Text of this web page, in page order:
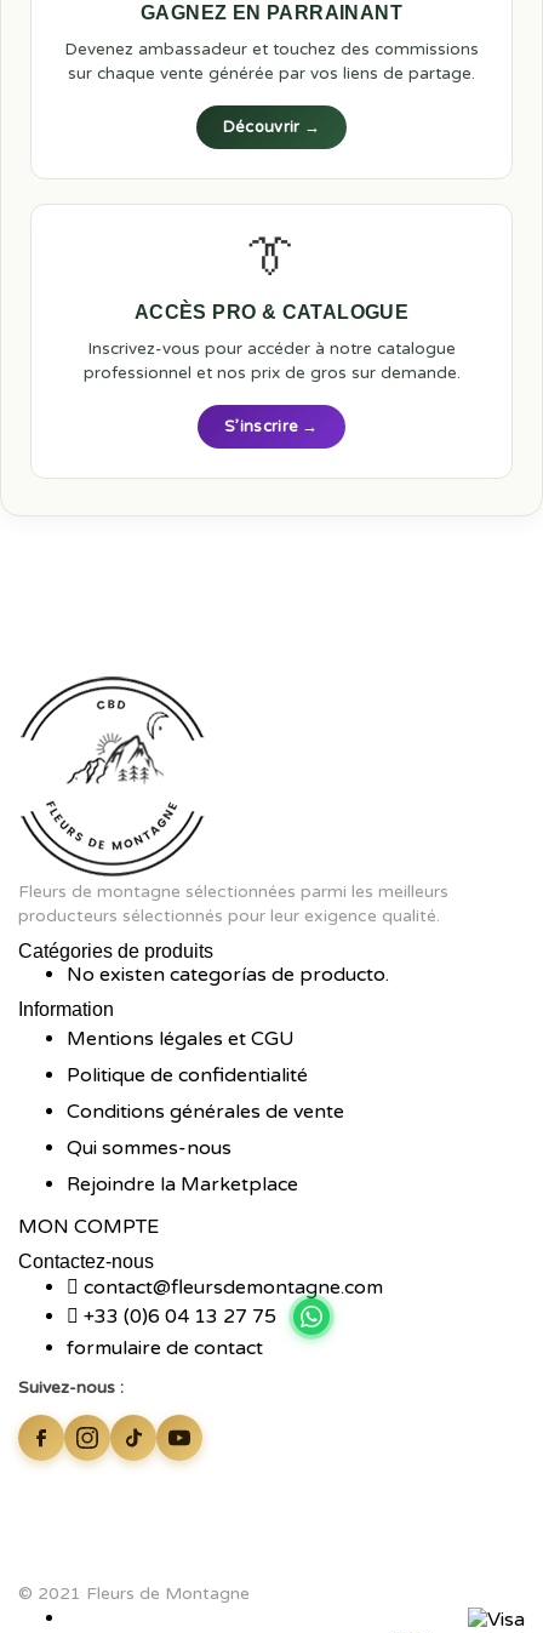
GAGNEZ EN PARRAINANT
Devenez ambassadeur et touchez des commissions
sur chaque vente générée par vos liens de partage.
Découvrir →
👔
ACCÈS PRO & CATALOGUE
Inscrivez-vous pour accéder à notre catalogue
professionnel et nos prix de gros sur demande.
S’inscrire →
Fleurs de montagne sélectionnées parmi les meilleurs
producteurs sélectionnés pour leur exigence qualité.
Catégories de produits
No existen categorías de producto.
Information
Mentions légales et CGU
Politique de confidentialité
Conditions générales de vente
Qui sommes-nous
Rejoindre la Marketplace
MON COMPTE
Contactez-nous
contact@fleursdemontagne.com
+33 (0)6 04 13 27 75
formulaire de contact
Suivez-nous :
© 2021 Fleurs de Montagne